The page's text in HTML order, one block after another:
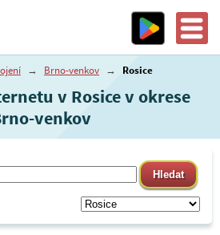
→ Brno-venkov → Rosice
v Rosice v okrese
venkov